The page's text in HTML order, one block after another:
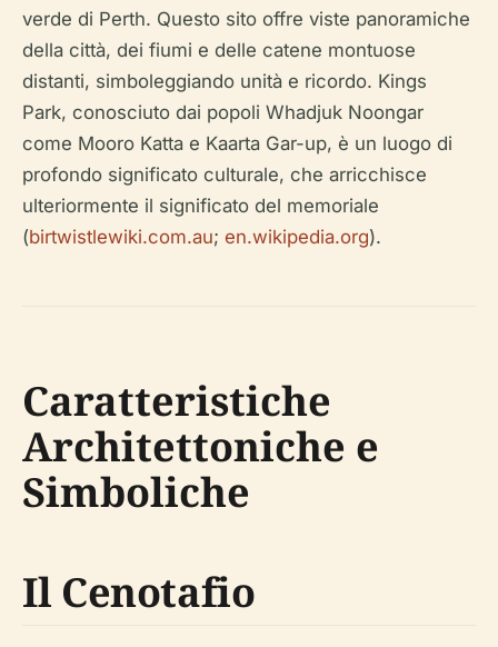
verde di Perth. Questo sito offre viste panoramiche
della città, dei fiumi e delle catene montuose
distanti, simboleggiando unità e ricordo. Kings
Park, conosciuto dai popoli Whadjuk Noongar
come Mooro Katta e Kaarta Gar-up, è un luogo di
profondo significato culturale, che arricchisce
ulteriormente il significato del memoriale
(birtwistlewiki.com.au; en.wikipedia.org).
Caratteristiche
Architettoniche e
Simboliche
Il Cenotafio